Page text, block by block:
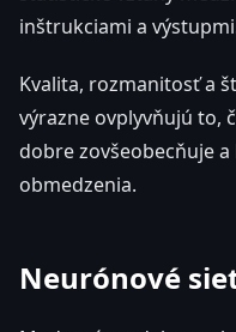
inštrukciami a
Kvalita, rozmanitosť a
výrazne ovplyvňujú to,
dobre zovšeobecňuje
obmedzenia.
Neurónové